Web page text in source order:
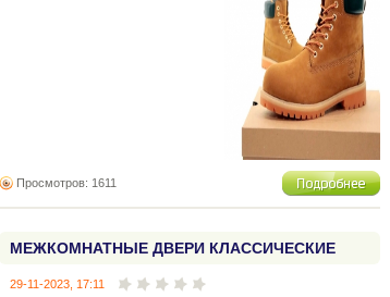
Просмотров: 1611
МЕЖКОМНАТНЫЕ ДВЕРИ КЛАССИЧЕСКИЕ
МОСКВА
29-11-2023, 17:11